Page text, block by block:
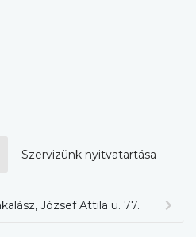
Szervizünk nyitvatartása
József Attila u. 77.